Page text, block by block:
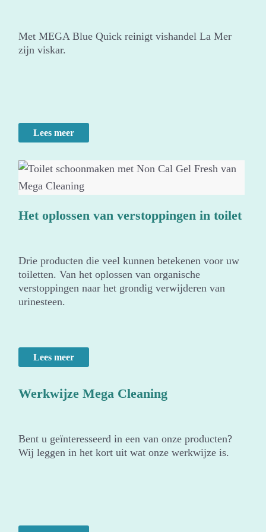
Met MEGA Blue Quick reinigt vishandel La Mer
zijn viskar.
Lees meer
Het oplossen van verstoppingen in toilet
Drie producten die veel kunnen betekenen voor uw
toiletten. Van het oplossen van organische
verstoppingen naar het grondig verwijderen van
urinesteen.
Lees meer
Werkwijze Mega Cleaning
Bent u geïnteresseerd in een van onze producten?
Wij leggen in het kort uit wat onze werkwijze is.